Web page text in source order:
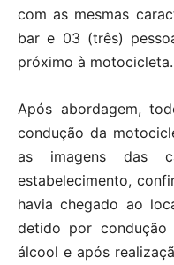
com as mesmas
bar e 03 (três)
próximo à motocicleta.
Após abordagem,
condução da
as imagens das
estabelecimento,
havia chegado ao
detido por
álcool e após